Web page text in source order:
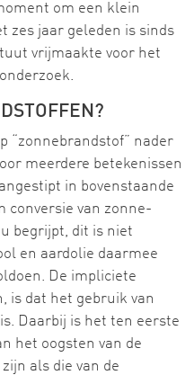
om een klein
zes jaar geleden is sinds
vrijmaakte voor het
“zonnebrandstof” nader
meerdere betekenissen
in bovenstaande
conversie van zonne-
begrijpt, dit is niet
en aardolie daarmee
De impliciete
is dat het gebruik van
Daarbij is het ten eerste
het oogsten van de
als die van de